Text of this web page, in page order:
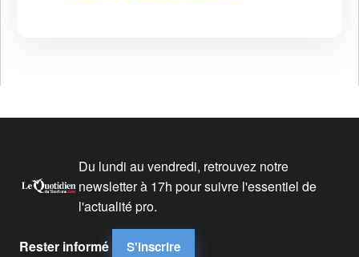
Du lundi au vendredi, retrouvez notre
newsletter à 17h pour suivre l'essentiel de
l'actualité pro.
Rester informé S'inscrire